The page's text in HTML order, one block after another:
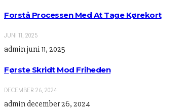
Forstå Processen Med At Tage Kørekort
JUNI 11, 2025
adminjuni 11, 2025
Første Skridt Mod Friheden
DECEMBER 26, 2024
admindecember 26, 2024